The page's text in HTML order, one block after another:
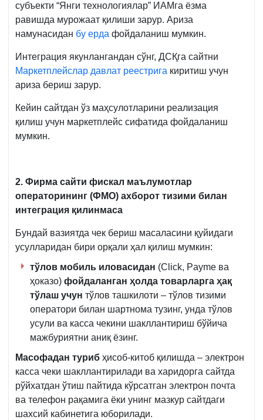
субъекти “Янги технологиялар” ИАМга ёзма
равишда мурожаат қилиши зарур. Ариза
намунасидан бу ерда фойдаланиш мумкин.
Интеграция якунлангандан сўнг, ДСҚга сайтни
Маркетплейслар давлат реестрига киритиш учун
ариза бериш зарур.
Кейин сайтдан ўз маҳсулотларини реализация
қилиш учун маркетплейс сифатида фойдаланиш
мумкин.
2. Фирма сайти фискал маълумотлар
операторининг (ФМО) ахборот тизими билан
интеграция қилинмаса
Бундай вазиятда чек бериш масаласини қуйидаги
усулларидан бири орқали ҳал қилиш мумкин:
тўлов мобиль иловасидан (Click, Payme ва
ҳоказо) фойдаланган ҳолда товарларга ҳақ
тўлаш учун тўлов ташкилоти – тўлов тизими
оператори билан шартнома тузинг, унда тўлов
усули ва касса чекини шакллантириш бўйича
мажбуриятни аниқ ёзинг.
Масофадан туриб ҳисоб-китоб қилишда – электрон
касса чеки шакллантирилади ва харидорга сайтда
рўйхатдан ўтиш пайтида кўрсатган электрон почта
ва телефон рақамига ёки унинг мазкур сайтдаги
шахсий кабинетига юборилади.